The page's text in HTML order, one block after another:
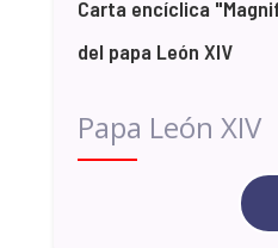
Carta encíclica
del papa León XIV
Papa León XIV